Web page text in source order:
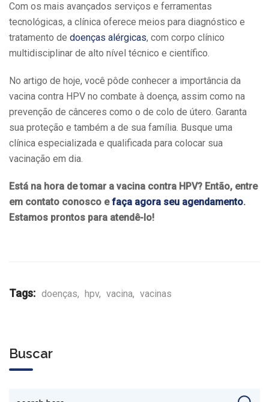
Com os mais avançados serviços e ferramentas
tecnológicas, a clínica oferece meios para diagnóstico e
tratamento de doenças alérgicas, com corpo clínico
multidisciplinar de alto nível técnico e científico.
No artigo de hoje, você pôde conhecer a importância da
vacina contra HPV no combate à doença, assim como na
prevenção de cânceres como o de colo de útero. Garanta
sua proteção e também a de sua família. Busque uma
clínica especializada e qualificada para colocar sua
vacinação em dia.
Está na hora de tomar a vacina contra HPV? Então, entre
em contato conosco efaça agora seu agendamento.
Estamos prontos para atendê-lo!
Tags: doenças, hpv, vacina, vacinas
Buscar